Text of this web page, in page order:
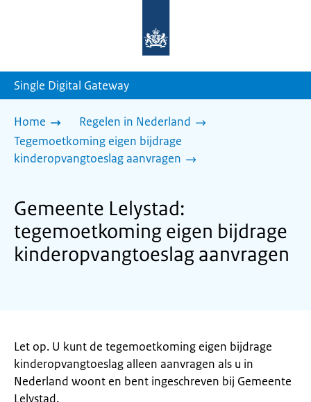
homepage
Single Digital Gateway
Home
Regelen in Nederland
Tegemoetkoming eigen bijdrage
kinderopvangtoeslag aanvragen
Gemeente Lelystad:
tegemoetkoming eigen bijdrage
kinderopvangtoeslag aanvragen
Let op. U kunt de tegemoetkoming eigen bijdrage
kinderopvangtoeslag alleen aanvragen als u in
Nederland woont en bent ingeschreven bij Gemeente
Lelystad.